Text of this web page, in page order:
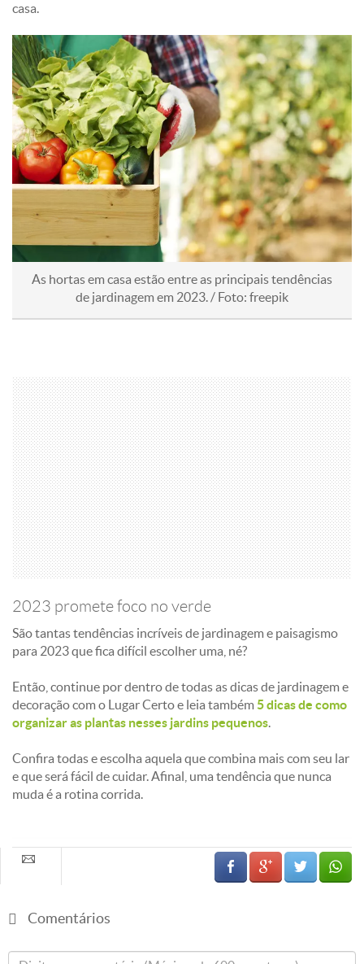
casa.
As hortas em casa estão entre as principais tendências
de jardinagem em 2023. / Foto: freepik
2023 promete foco no verde
São tantas tendências incríveis de jardinagem e paisagismo
para 2023 que fica difícil escolher uma, né?
Então, continue por dentro de todas as dicas de jardinagem e
decoração com o Lugar Certo e leia também5 dicas de como
organizar as plantas nesses jardins pequenos.
Confira todas e escolha aquela que combina mais com seu lar
e que será fácil de cuidar. Afinal, uma tendência que nunca
muda é a rotina corrida.
Comentários